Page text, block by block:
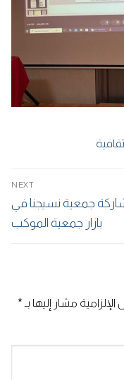
NEXT
جمعية نسيجنا في
بازار جمعية الموكب
الإلزامية مشار إليها بـ *